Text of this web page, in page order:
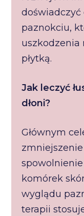
paznokciu,
uszkodzenia
płytką.
Jak leczyć
dłoni?
Głównym
komórek
wyglądu
terapii